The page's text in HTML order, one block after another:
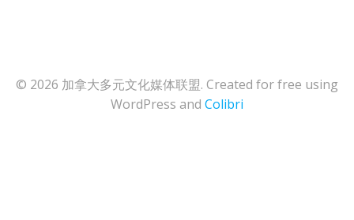
© 2026 加拿大多元文化媒体联盟. Created for free using
WordPress and Colibri